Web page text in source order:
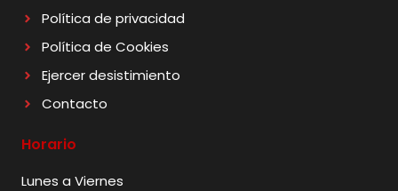
Política de privacidad
Política de Cookies
Ejercer desistimiento
Contacto
Horario
Lunes a Viernes